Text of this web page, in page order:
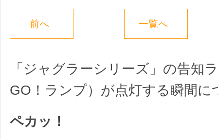
前へ 一覧へ
「ジャグラーシリーズ」の告知
GO！ランプ）が点灯する瞬間に
ペカッ！